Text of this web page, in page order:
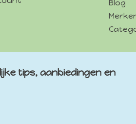
Blog
tips, aanbiedingen en